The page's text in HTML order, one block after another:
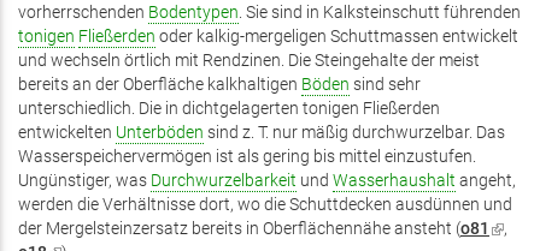
extern)
ist
extern)
vorherrschenden Bodentypen. Sie sind in Kalksteinschutt führenden
tonigen Fließerden oder kalkig-mergeligen Schuttmassen entwickelt
und wechseln örtlich mit Rendzinen. Die Steingehalte der meist
bereits an der Oberfläche kalkhaltigen Böden sind sehr
unterschiedlich. Die in dichtgelagerten tonigen Fließerden
entwickelten Unterböden sind z. T. nur mäßig durchwurzelbar. Das
Wasserspeichervermögen ist als gering bis mittel einzustufen.
Ungünstiger, was Durchwurzelbarkeit und Wasserhaushalt angeht,
werden die Verhältnisse dort, wo die Schuttdecken ausdünnen und
der Mergelsteinzersatz bereits in Oberflächennähe ansteht (o81 (Link
,